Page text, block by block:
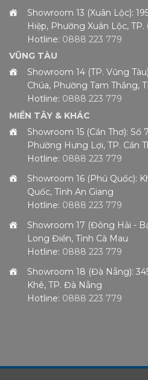
Showroom 13 (Xuân Lộc):
Hiệp, Phường Xuân Lộc,
Hotline: 0888 223 779
VŨNG TÀU
Showroom 14 (TP. Vũng
Chúa, Phường Tam Thắng,
Hotline: 0888 223 779
MIỀN TÂY & KHÁC
Showroom 15 (Cần Thơ): Số
Phường Hưng Lợi, TP. Cần
Hotline: 0888 223 779
Showroom 16 (Phú Quốc):
Quốc, Tỉnh An Giang
Hotline: 0888 223 779
Showroom 17 (Đông Hải -
Long Điền, Tỉnh Cà Mau
Hotline: 0888 223 779
Showroom 18 (Đà Nẵng):
Khê, TP. Đà Nẵng
Hotline: 0888 223 779